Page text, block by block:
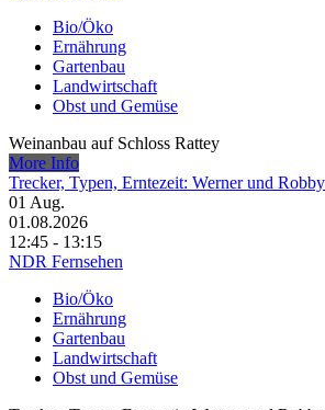
Bio/Öko
Ernährung
Gartenbau
Landwirtschaft
Obst und Gemüse
Weinanbau auf Schloss Rattey
More Info
Trecker, Typen, Erntezeit: Werner und
01 Aug.
01.08.2026
12:45 - 13:15
NDR Fernsehen
Bio/Öko
Ernährung
Gartenbau
Landwirtschaft
Obst und Gemüse